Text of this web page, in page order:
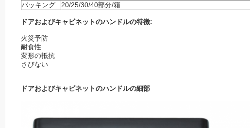
パッキング
20/25/30/40部分/箱
ドアおよびキャビネットのハンドルの特徴:
火災予防
耐食性
変形の抵抗
さびない
ドアおよびキャビネットのハンドルの細部